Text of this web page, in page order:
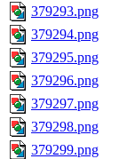
379293.png
379294.png
379295.png
379296.png
379297.png
379298.png
379299.png